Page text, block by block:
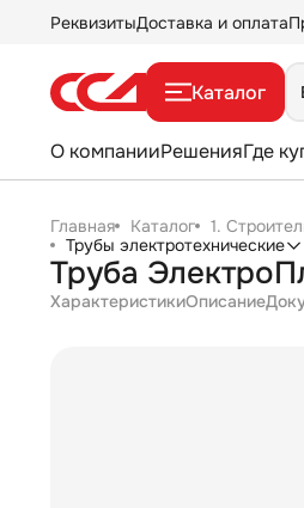
РеквизитыДоставка и оплата
Каталог
О компанииРешенияГде
Главная Каталог 1.
Трубы электротехнические
Труба
ХарактеристикиОписание